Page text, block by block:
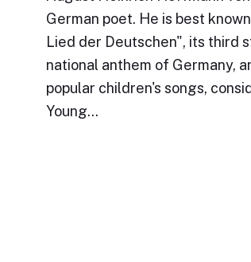
German poet. He is best
Lied der Deutschen", its third
national anthem of Germany,
popular children's songs,
Young…